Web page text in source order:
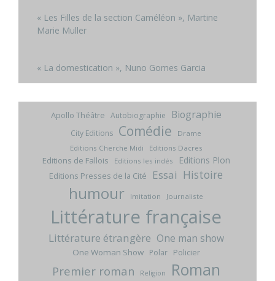
« Les Filles de la section Caméléon », Martine
Marie Muller
« La domestication », Nuno Gomes Garcia
Apollo Théâtre Autobiographie Biographie
City Editions Comédie
Drame
Editions Cherche Midi
Editions Dacres
Editions de Fallois Editions les indés Editions Plon
Editions Presses de la Cité Essai Histoire
humour Imitation Journaliste
Littérature française
Littérature étrangère One man show
One Woman Show Polar Policier
Premier roman Religion Roman